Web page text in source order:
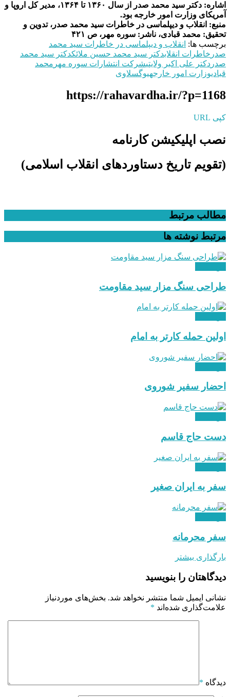
اشاره: دکتر سید محمد صدر از سال ۱۳۶۰ تا ۱۳۶۴، مدیر کل اروپا و
آمریکای وزارت امور خارجه بود.
منبع: انقلاب و دیپلماسی در خاطرات سید محمد صدر، تدوین و
تحقیق: محمد قبادی، ناشر: سوره مهر، ص ۴۲۱
برچسب ها: انقلاب و دیپلماسی در خاطرات سید محمد
صدر خاطرات انقلابدکتر سید محمد حسین ملائکدکتر سید محمد
صدر دکتر علی اکبر ولایتیشرکت انتشارات‌ سوره مهر محمد
قبادیوزارت امور خارجهیوگسلاوی
https://rahavardha.ir/?p=1168
کپی URL
نصب اپلیکیشن کارنامه
(تقویم تاریخ دستاوردهای انقلاب اسلامی​)
مطالب مرتبط
مرتبط نوشته ها
طراحی سنگ مزار سید مقاومت
اولین حمله کارتر به امام
احضار سفیر شوروی
دست حاج قاسم
سفر به ایران صغیر
سفر محرمانه
بارگذاری بیشتر
دیدگاهتان را بنویسید
نشانی ایمیل شما منتشر نخواهد شد. بخش‌های موردنیاز
علامت‌گذاری شده‌اند *
دیدگاه *